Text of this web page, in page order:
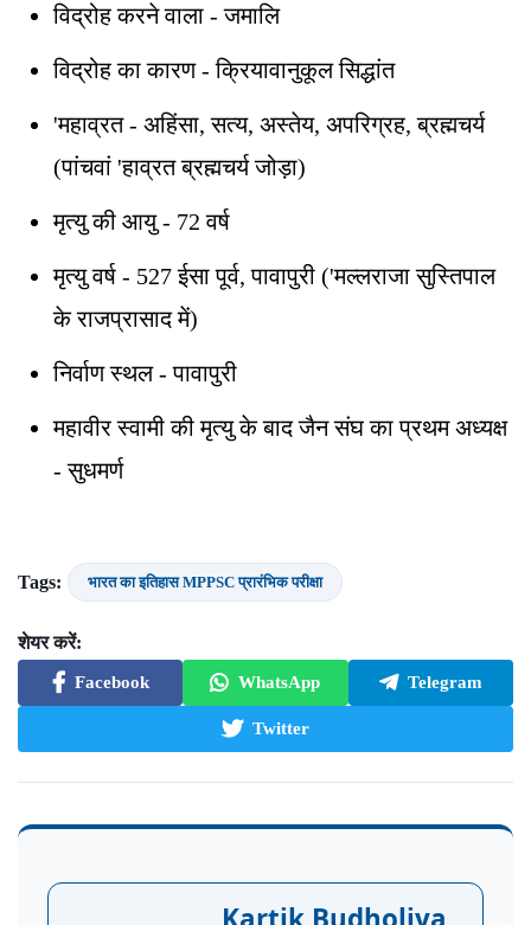
विद्रोह करने वाला - जमालि
विद्रोह का कारण - क्रियावानुकूल सिद्धांत
'महाव्रत - अहिंसा, सत्य, अस्तेय, अपरिग्रह, ब्रह्मचर्य
(पांचवां 'हाव्रत ब्रह्मचर्य जोड़ा)
मृत्यु की आयु - 72 वर्ष
मृत्यु वर्ष - 527 ईसा पूर्व, पावापुरी ('मल्लराजा सुस्तिपाल
के राजप्रासाद में)
निर्वाण स्थल - पावापुरी
महावीर स्वामी की मृत्यु के बाद जैन संघ का प्रथम अध्यक्ष
- सुधमर्ण
Tags: भारत का इतिहास MPPSC प्रारंभिक परीक्षा
शेयर करें:
Facebook WhatsApp Telegram
Twitter